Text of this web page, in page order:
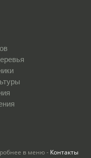
в меню - Контакты